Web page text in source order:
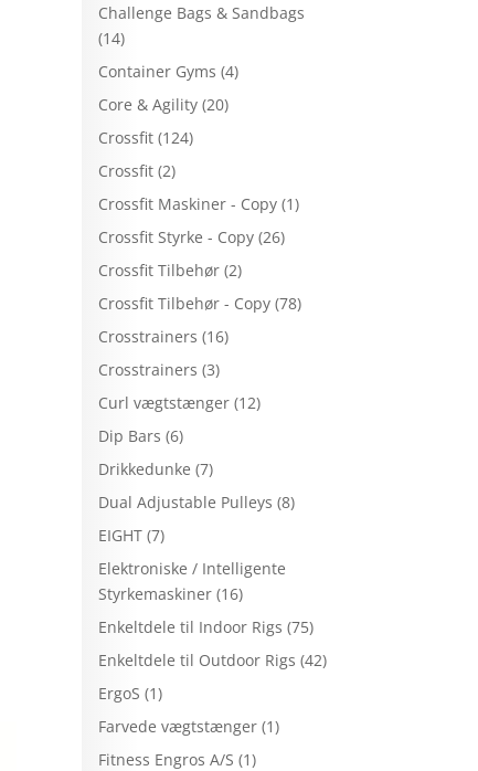
Challenge Bags & Sandbags
(14)
Container Gyms (4)
Core & Agility (20)
Crossfit (124)
Crossfit (2)
Crossfit Maskiner - Copy (1)
Crossfit Styrke - Copy (26)
Crossfit Tilbehør (2)
Crossfit Tilbehør - Copy (78)
Crosstrainers (16)
Crosstrainers (3)
Curl vægtstænger (12)
Dip Bars (6)
Drikkedunke (7)
Dual Adjustable Pulleys (8)
EIGHT (7)
Elektroniske / Intelligente
Styrkemaskiner (16)
Enkeltdele til Indoor Rigs (75)
Enkeltdele til Outdoor Rigs (42)
ErgoS (1)
Farvede vægtstænger (1)
Fitness Engros A/S (1)